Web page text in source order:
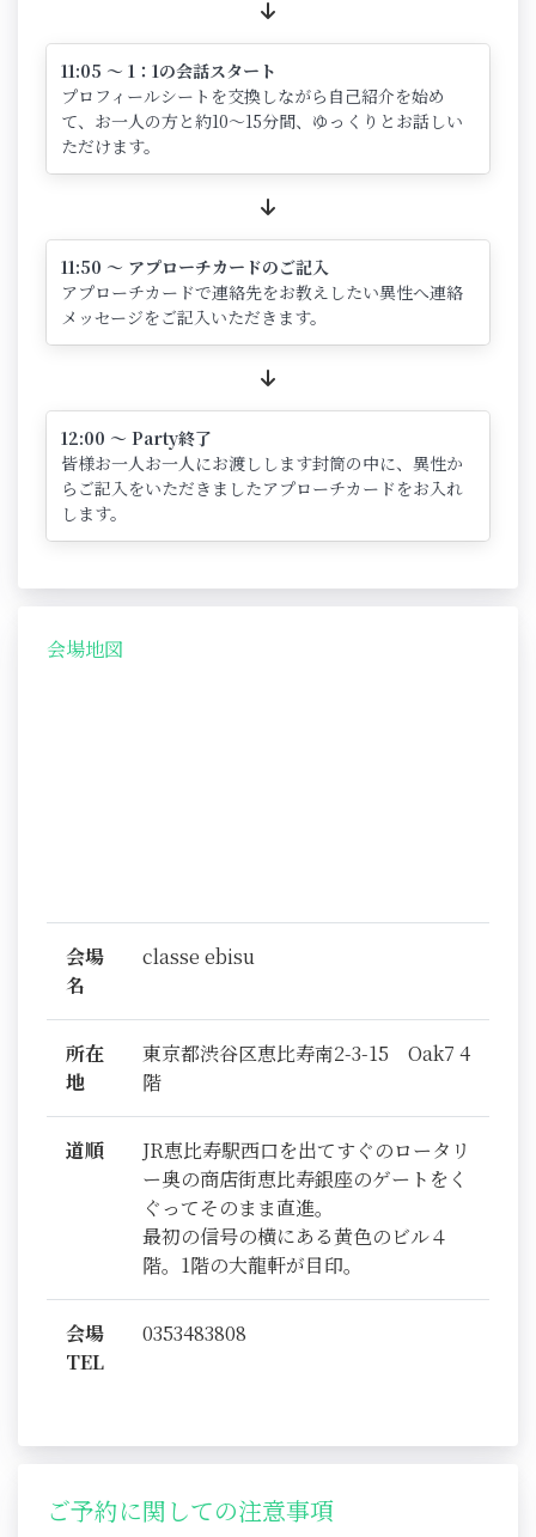
11:05 ～ 1：1の会話スタート
プロフィールシートを交換しながら自己紹介を始め
て、お一人の方と約10～15分間、ゆっくりとお話しい
ただけます。
11:50 ～ アプローチカードのご記入
アプローチカードで連絡先をお教えしたい異性へ連絡
メッセージをご記入いただきます。
12:00 ～ Party終了
皆様お一人お一人にお渡しします封筒の中に、異性か
らご記入をいただきましたアプローチカードをお入れ
します。
会場地図
会場
名
classe ebisu
所在
地
東京都渋谷区恵比寿南2-3-15 Oak7 4
階
道順
JR恵比寿駅西口を出てすぐのロータリ
ー奥の商店街恵比寿銀座のゲートをく
ぐってそのまま直進。
最初の信号の横にある黄色のビル４
階。1階の大龍軒が目印。
会場
TEL
0353483808
ご予約に関しての注意事項